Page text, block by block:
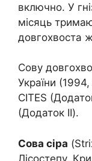
включно. У
місяць
довгохвоста
Сову
України
CITES
(Додаток II).
Сова сіра
Лісостепу,